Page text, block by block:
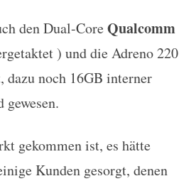
den Dual-CoreQualcomm
) und die Adreno 220
dazu noch 16GB interner
gekommen ist, es hätte
Kunden gesorgt, denen